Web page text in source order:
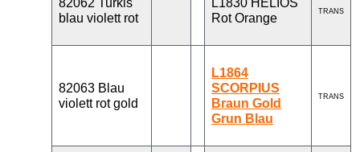
blau violett rot
Rot Orange
TRANS
82063 Blau
violett rot gold
L1864
SCORPIUS
Braun Gold
Grun Blau
TRANS